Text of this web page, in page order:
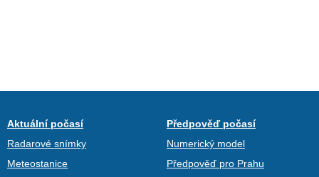
Aktuální počasí
Radarové snímky
Meteostanice
Předpověď počasí
Numerický model
Předpověď pro Prahu